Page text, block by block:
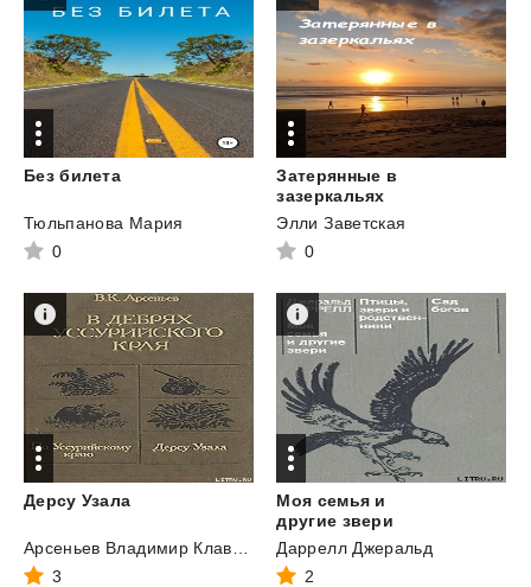
Без билета
Тюльпанова Мария
0
Затерянные в
зазеркальях
Элли Заветская
0
Дерсу Узала
3
Моя семья и
другие звери
Даррелл Джеральд
2